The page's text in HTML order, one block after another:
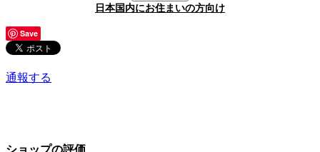
日本国内にお住まいの方向け
Save
通報する
ショップの評価